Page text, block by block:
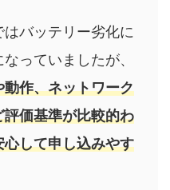
バッテリー劣化に
っていましたが、
作、ネットワーク
価基準が比較的わ
して申し込みやす